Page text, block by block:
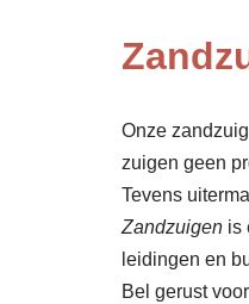
Onze
zuigen geen
Tevens
Zandzuigen is
leidingen en
Bel gerust